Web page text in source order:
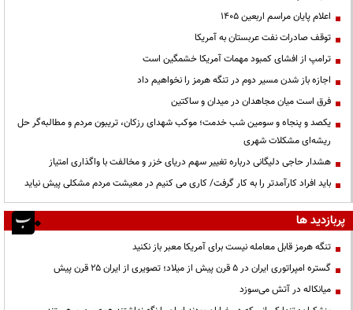
اعلام پایان مراسم اربعین ۱۴۰۵
توقف صادرات نفت عربستان به آمریکا
ترامپ از افشای کمبود مهمات آمریکا خشمگین است
اجازه باز شدن مسیر دوم در تنگه هرمز را نخواهیم داد
فرق است میان مجاهدان در میدان و ساکتین
یکصد و پنجاه و سومین شب خدمت؛ موکب شهدای رزکان، تریبون مردم و مطالبه‌گر حل
ریشه‌ای مشکلات شهری
هشدار حاجی دلیگانی درباره تغییر سهم دریای خزر و مخالفت با واگذاری امتیاز
باید افراد کارآمدتر را به کار گرفت/ کاری می کنیم در معیشت مردم مشکلی پیش نیاید
پربازدید ها
تنگه هرمز قابل معامله نیست برای آمریکا معبر باز نکنید
گستره امپراتوری ایران در ۵ قرن پیش از میلاد؛ تصویری از ایران ۲۵ قرن پیش
میانکاله در آتش می‌سوزد